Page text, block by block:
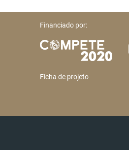
Financiado por:
Ficha de projeto